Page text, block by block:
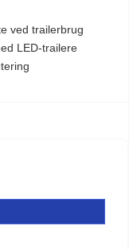
ved trailerbrug
LED-trailere